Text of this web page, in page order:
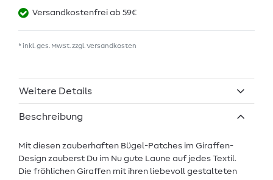
Versandkostenfrei ab 59€
* inkl. ges. MwSt. zzgl.Versandkosten
Weitere Details
Beschreibung
Mit diesen zauberhaften Bügel-Patches im Giraffen-
Design zauberst Du im Nu gute Laune auf jedes Textil.
Die fröhlichen Giraffen mit ihren liebevoll gestalteten